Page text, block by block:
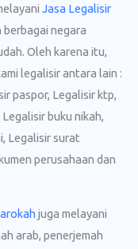
Jasa Legalisir
negara
Oleh karena itu,
legalisir antara lain :
paspor, Legalisir ktp,
buku nikah,
Legalisir surat
perusahaan dan
juga melayani
arab, penerjemah